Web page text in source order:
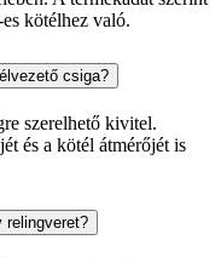
kötélhez való.
csiga?
szerelhető kivitel.
és a kötél átmérőjét is
relingveret?